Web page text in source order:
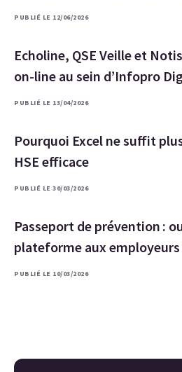
PUBLIÉ LE 12/06/2026
Echoline, QSE Veille et
on-line au sein d’Infopro
PUBLIÉ LE 13/04/2026
Pourquoi Excel ne suffit
HSE efficace
PUBLIÉ LE 30/03/2026
Passeport de prévention :
plateforme aux employeurs
PUBLIÉ LE 10/03/2026